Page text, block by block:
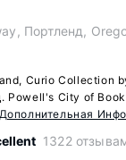
Портленд,
Curio Collection
Powell's City of
Дополнительная
1322